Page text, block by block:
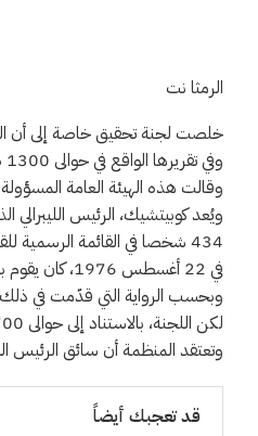
الرمثا نت
خلصت لجنة تحقيق خاصة إلى أن الرئيس البرازيلي الأسبق
وفي تقريرها الواقع في حوالى 1300 صفحة والذي نشر أخيرا، تؤكد اللجنة البرازيلية الخاصة المعنية بالوفيات والاختفاءات السياسية أن الرئيس الأسبق كان هدفا لمؤامرة، ما يتناقض مع الرواية الرسمية التي قدمت وقتها.
وقالت هذه الهيئة العامة المسؤولة عن تسليط الضوء على مصير ضحايا
434 شخصا في القائمة الرسمية للقتلى والمختفين قسرا في ظل الديكتاتورية.
في 22 أغسطس 1976، كان يقوم برحلة من ساو باولو إلى ريو دي جانيرو عندما فقد سائقه السيطرة على سيارته واصطدم بشاحنة في المسار المقابل.
وبحسب الرواية التي قدّمت في
لكن اللجنة، بالاستناد إلى حوالى 700 دليل، تقول إن هذا السيناريو “لم يحدث أبدا” وتؤكد أن كوبيتشيك تلقى تهديدات بالقتل وأن “الأدلة دُمّرت بشكل متعمد ومقصود ومستمر على مدى سنوات” في هذه القضية.
وتعتقد المنظمة أن سائق الرئيس
قد تعجبك أيضاً